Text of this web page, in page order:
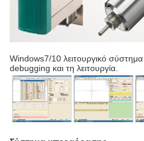
Windows7/10 λειτουργικό
debugging και τη λειτουργία.